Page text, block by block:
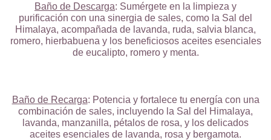
Baño de Descarga: Sumérgete en la limpieza y
purificación con una sinergia de sales, como la Sal del
Himalaya, acompañada de lavanda, ruda, salvia blanca,
romero, hierbabuena y los beneficiosos aceites esenciales
de eucalipto, romero y menta.
Baño de Recarga: Potencia y fortalece tu energía con una
combinación de sales, incluyendo la Sal del Himalaya,
lavanda, manzanilla, pétalos de rosa, y los delicados
aceites esenciales de lavanda, rosa y bergamota.